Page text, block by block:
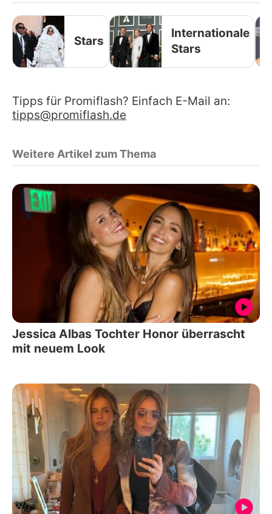
Stars
Internationale
Stars
Tipps für Promiflash? Einfach E-Mail an:
tipps@promiflash.de
Weitere Artikel zum Thema
Jessica Albas Tochter Honor überrascht
mit neuem Look